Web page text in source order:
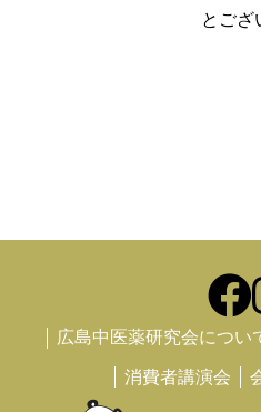
とござ
広島中医薬研究会につい
消費者講演会